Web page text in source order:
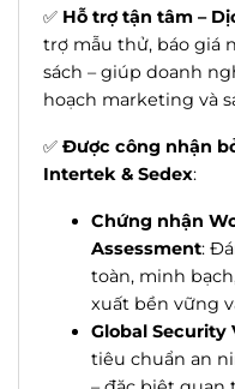
✅ Hỗ trợ tận tâm –
trợ mẫu thử, báo giá
sách – giúp doanh
hoạch marketing và
✅ Được công nhận
Intertek & Sedex:
Chứng nhận
Assessment:
toàn, minh
xuất bền vững
Global Security
tiêu chuẩn an